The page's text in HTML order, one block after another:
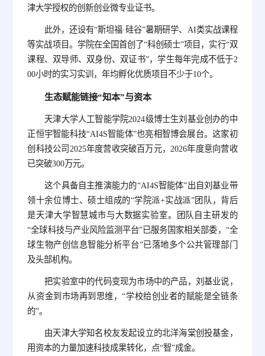
津大学授权的创新创业微专业证书。
此外，还设有“斯坦福·硅谷”暑期研学、AI类实战课程
等实战项目。学院在全国首创了“科创硕士”项目，实行“双
课程、双导师、双身份、双证书”，学生每年完成不低于2
00小时的实习实训，年均孵化优质项目不少于10个。
生态赋能链接“知本”与资本
天津大学人工智能学院2024级博士生刘基业创办的中
正恒宇智能科技“AI4S智能体”也亮相智博会展台。这家初
创科技公司2025年度营收突破百万元，2026年度意向营收
已突破300万元。
这个具备自主推演能力的“AI4S智能体”出自刘基业带
领十余位博士、硕士组成的“学院派+实战派”团队，背后
是天津大学智慧城市与大数据实验室。团队自主研发的
“全球科技与产业风险监测平台”已服务国家相关部委，“全
球生物产创信息智能分析平台”已落地多个公共管理部门
及头部机构。
把实验室中的代码变现为市场中的产品，刘基业说，
从资金到市场再到思维，“学校给创业者的赋能是全链条
的”。
由天津大学知名校友发起设立的北洋海棠创投基金，
用资本的力量加速科技成果转化，点“智”成金。